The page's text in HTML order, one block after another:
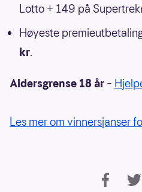
Lotto + 149 på
Høyeste
kr.
Aldersgrense 18 år –
Les mer om vinnersjanser